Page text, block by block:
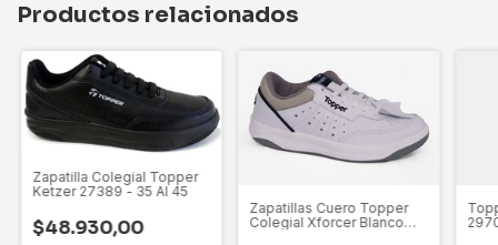
Productos relacionados
Zapatilla Colegial Topper
Ketzer 27389 - 35 Al 45
$48.930,00
Zapatillas Cuero Topper
Colegial Xforcer Blanco